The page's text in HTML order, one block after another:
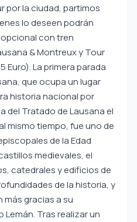
por la ciudad, partimos
lo deseen podrán
con tren
& Montreux y Tour
Euro). La primera parada
que ocupa un lugar
historia nacional por
del Tratado de Lausana el
mismo tiempo, fue uno de
de la Edad
medievales, el
catedrales y edificios de
de la historia, y
gracias a su
Lemán. Tras realizar un